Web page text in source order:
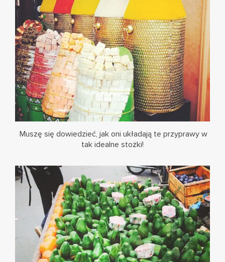
Muszę się dowiedzieć, jak oni układają te przyprawy w
tak idealne stożki!